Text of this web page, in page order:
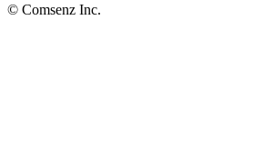
© Comsenz Inc.